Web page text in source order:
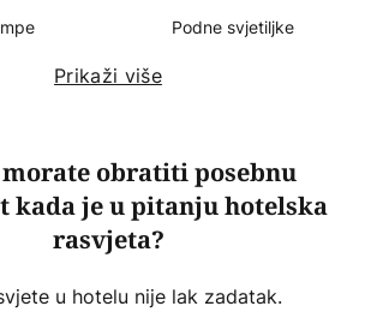
Podne svjetiljke
Prikaži više
obratiti posebnu
kada je u pitanju hotelska
rasvjeta?
u hotelu nije lak zadatak.